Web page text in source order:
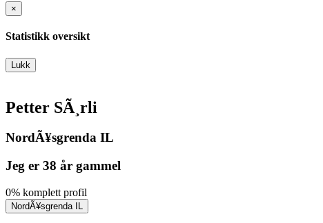
×
Statistikk oversikt
Lukk
Petter SÃ¸rli
NordÃ¥sgrenda IL
Jeg er 38 år gammel
0% komplett profil
NordÃ¥sgrenda IL